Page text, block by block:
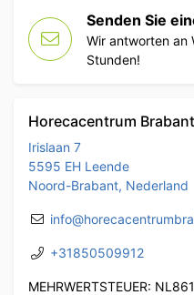
Senden Sie
Wir antworten an
Stunden!
Horecacentrum Brabant
Irislaan 7
5595 EH Leende
Noord-Brabant, Nederland
+31850509912
MEHRWERTSTEUER: